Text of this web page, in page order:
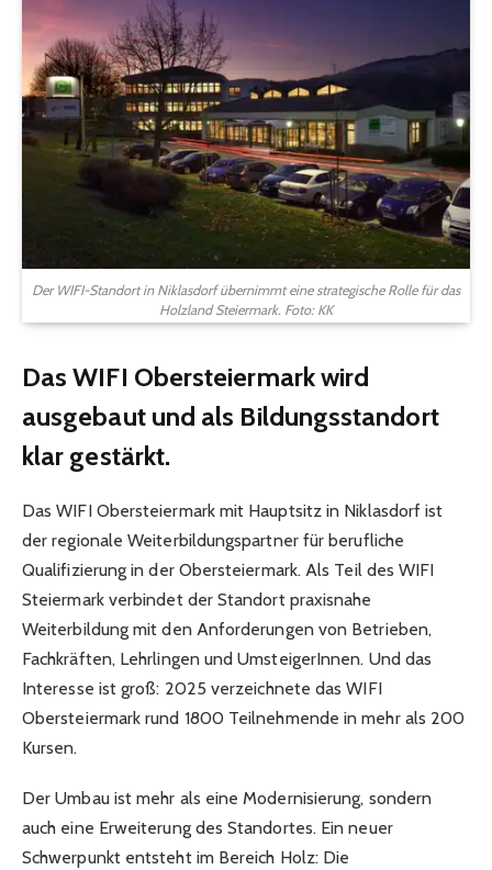
Der WIFI-Standort in Niklasdorf übernimmt eine strategische Rolle für das
Holzland Steiermark. Foto: KK
Das WIFI Obersteiermark wird
ausgebaut und als Bildungsstandort
klar gestärkt.
Das WIFI Obersteiermark mit Hauptsitz in Niklasdorf ist
der regionale Weiterbildungspartner für berufliche
Qualifizierung in der Obersteiermark. Als Teil des WIFI
Steiermark verbindet der Standort praxisnahe
Weiterbildung mit den Anforderungen von Betrieben,
Fachkräften, Lehrlingen und UmsteigerInnen. Und das
Interesse ist groß: 2025 verzeichnete das WIFI
Obersteiermark rund 1800 Teilnehmende in mehr als 200
Kursen.
Der Umbau ist mehr als eine Modernisierung, sondern
auch eine Erweiterung des Standortes. Ein neuer
Schwerpunkt entsteht im Bereich Holz: Die